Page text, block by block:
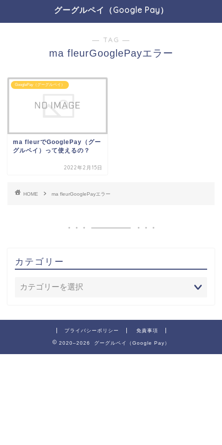
グーグルペイ（Google Pay）
― TAG ―
ma fleurGooglePayエラー
GooglePay（グーグルペイ）
ma fleurでGooglePay（グー
グルペイ）って使えるの？
2022年2月15日
HOME ma fleurGooglePayエラー
カテゴリー
プライバシーポリシー 免責事項
2020–2026 グーグルペイ（Google Pay）